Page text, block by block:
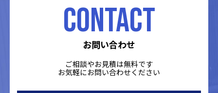
CONTACT
お問い合わせ
ご相談やお見積は無料です
お気軽にお問い合わせください